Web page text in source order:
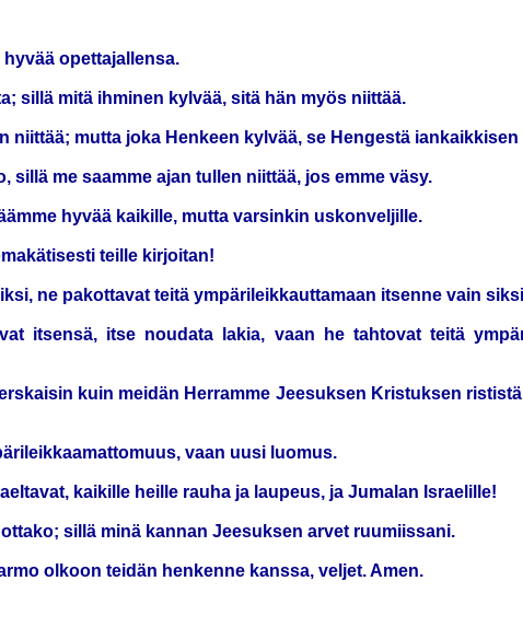
opettajallensa.
sillä mitä ihminen kylvää, sitä hän myös niittää.
niittää; mutta joka Henkeen kylvää, se Hengestä iankaikkisen
sillä me saamme ajan tullen niittää, jos emme väsy.
hyvää kaikille, mutta varsinkin uskonveljille.
teille kirjoitan!
ne pakottavat teitä ympärileikkauttamaan itsenne vain
itsensä, itse noudata lakia, vaan he tahtovat teitä
kuin meidän Herramme Jeesuksen Kristuksen
vaan uusi luomus.
kaikille heille rauha ja laupeus, ja Jumalan Israelille!
sillä minä kannan Jeesuksen arvet ruumiissani.
olkoon teidän henkenne kanssa, veljet. Amen.